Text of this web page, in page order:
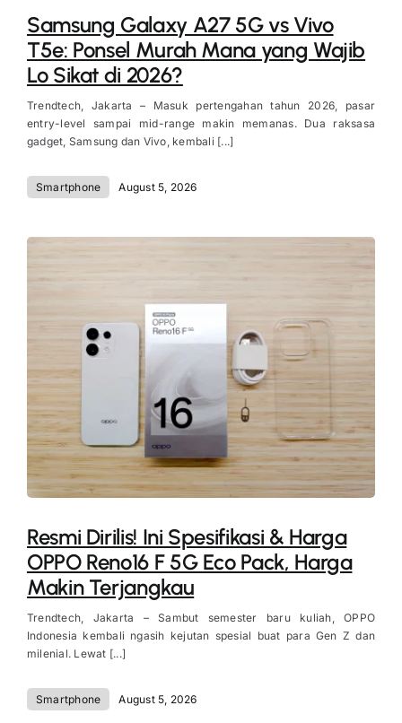
Samsung Galaxy A27 5G vs Vivo
T5e: Ponsel Murah Mana yang Wajib
Lo Sikat di 2026?
Trendtech, Jakarta – Masuk pertengahan tahun 2026, pasar
entry-level sampai mid-range makin memanas. Dua raksasa
gadget, Samsung dan Vivo, kembali [...]
Smartphone August 5, 2026
Resmi Dirilis! Ini Spesifikasi & Harga
OPPO Reno16 F 5G Eco Pack, Harga
Makin Terjangkau
Trendtech, Jakarta – Sambut semester baru kuliah, OPPO
Indonesia kembali ngasih kejutan spesial buat para Gen Z dan
milenial. Lewat [...]
Smartphone August 5, 2026